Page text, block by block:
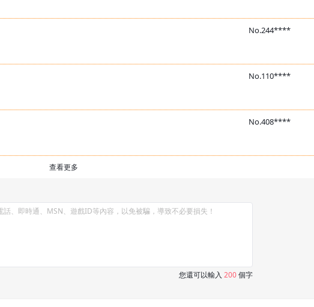
No.244****
No.110****
No.408****
查看更多
您還可以輸入 200個字